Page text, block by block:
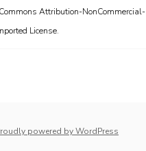
Attribution-NonCommercial-
License.
powered by WordPress